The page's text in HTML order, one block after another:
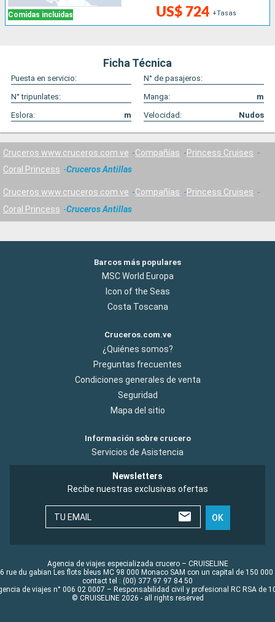
Comidas incluidas US$ 724 +Tasas
Ficha Técnica
Puesta en servicio:
N° de pasajeros:
N° tripunlates:
Manga:
m
Eslora:
m Velocidad: Nudos
Cruceros www.cruceros.com.ve Compañías
Princess Cruises
Coral Princess
Cruceros Antillas
Cruceros www.cruceros.com.ve Compañías
Princess Cruises
Coral Princess
Cruceros Antillas
Barcos más populares
MSC World Europa
Icon of the Seas
Costa Toscana
Cruceros.com.ve
¿Quiénes somos?
Preguntas frecuentes
Condiciones generales de venta
Seguridad
Mapa del sitio
Información sobre crucero
Servicios de Asistencia
Newsletters
Recibe nuestras exclusivas ofertas
TU EMAIL OK
Agencia de viajes especializada crucero – CRUISELINE
rue du gabian Les flots bleus MC 98 000 Monaco SAM con un capital de 150 000
contact tel : (00) 377 97 97 84 50
de viajes n° 006 02 0007 – Responsabilidad civil y profesional RC RSA de
© CRUISELINE 2026 - all rights reserved